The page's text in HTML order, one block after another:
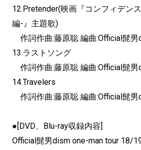
12.Pretender(映画『コンフィデン
編-』主題歌)
作詞作曲:藤原聡 編曲:Official髭男
13.ラストソング
作詞作曲:藤原聡 編曲:Official髭男
14.Travelers
作詞作曲:藤原聡 編曲:Official髭男
●[DVD、Blu-ray収録内容]
Official髭男dism one-man tour 18/